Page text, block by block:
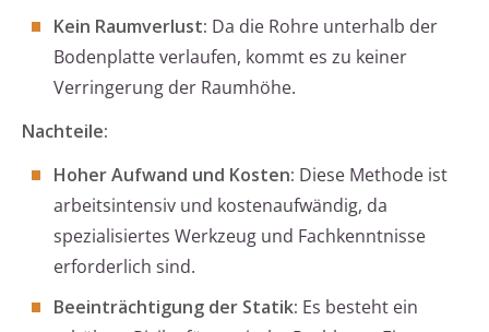
Kein Raumverlust: Da die Rohre unterhalb der
Bodenplatte verlaufen, kommt es zu keiner
Verringerung der Raumhöhe.
Nachteile:
Hoher Aufwand und Kosten: Diese Methode ist
arbeitsintensiv und kostenaufwändig, da
spezialisiertes Werkzeug und Fachkenntnisse
erforderlich sind.
Beeinträchtigung der Statik: Es besteht ein